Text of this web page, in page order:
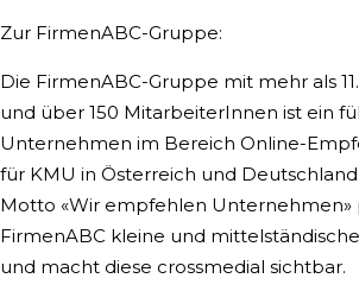
Zur FirmenABC-Gruppe:
Die FirmenABC-Gruppe mit mehr als
und über 150 MitarbeiterInnen ist ein
Unternehmen im Bereich Online-
für KMU in Österreich und
Motto «Wir empfehlen Unternehmen»
FirmenABC kleine und
und macht diese crossmedial sichtbar.